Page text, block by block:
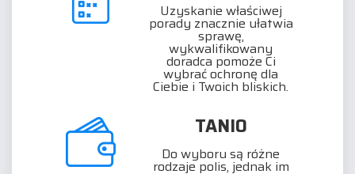
Uzyskanie właściwej
porady znacznie ułatwia
sprawę,
wykwalifikowany
doradca pomoże Ci
wybrać ochronę dla
Ciebie i Twoich bliskich.
TANIO
Do wyboru są różne
rodzaje polis, jednak im